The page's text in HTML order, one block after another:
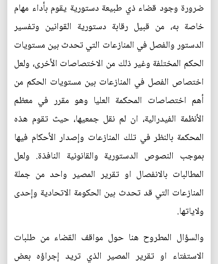
ضرورة وجود قضاء ذي طبيعة دستورية يقوم بأداء مهام
خاصة به، من قبيل رقابة دستورية القوانين وتفسير
الدستور والفصل في المنازعات التي تحدث بين مستويات
الحكم المختلفة وغير ذلك من الاختصاصات الأخرى، ولعل
اختصاص الفصل في المنازعات بين مستويات الحكم من
أهم اختصاصات المحكمة العليا وهو مقرر في معظم
الأنظمة الفيدرالية، ان لم نقل جمعيها، حيث تقوم هذه
المحكمة بالنظر في تلك المنازعات وإصدار الأحكام فيها
بموجب النصوص الدستورية والقانونية النافذة. ولعل
المطالبات بالانفصال او تقرير المصير واحد من جملة
المنازعات التي قد تحدث بين الحكومة الاتحادية وإحدى
ولاياتها.
والسؤال المطروح هنا حول مواقف القضاء من طلبات
الاستفتاء او تقرير المصير الذي تريد إجراؤه بعض